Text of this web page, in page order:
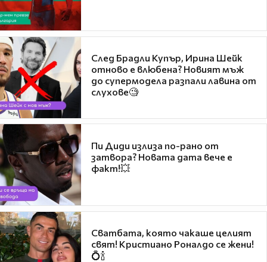
След Брадли Купър, Ирина Шейк
отново е влюбена? Новият мъж
до супермодела разпали лавина от
слухове🧐
Пи Диди излиза по-рано от
затвора? Новата дата вече е
факт!💥
Сватбата, която чакаше целият
свят! Кристиано Роналдо се жени!
💍🍾